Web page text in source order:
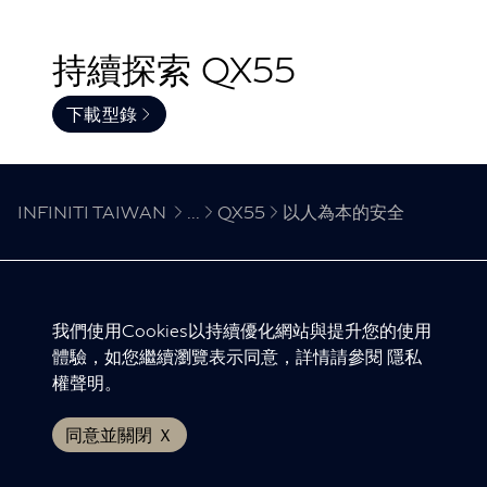
持續探索 QX55
下載型錄
INFINITI TAIWAN QX55 以人為本的安全
隱私權聲明
版權聲明
免責聲明
© INFINITI 2024
我們使用Cookies以持續優化網站與提升您的使用
體驗，如您繼續瀏覽表示同意，詳情請參閱 隱私
權聲明。
同意並關閉 Ｘ